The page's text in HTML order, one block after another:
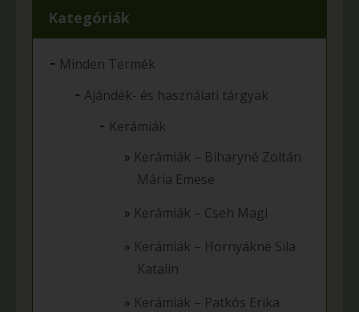
Kategóriák
- Minden Termék
- Ajándék- és használati tárgyak
- Kerámiák
Kerámiák – Biharyné Zoltán
Mária Emese
Kerámiák – Cseh Magi
Kerámiák – Hornyákné Sila
Katalin
Kerámiák – Patkós Erika